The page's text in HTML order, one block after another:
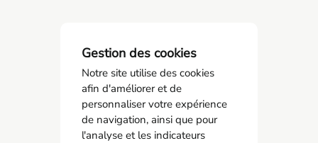
Gestion des cookies
Notre site utilise des cookies
afin d'améliorer et de
personnaliser votre expérience
de navigation, ainsi que pour
l'analyse et les indicateurs